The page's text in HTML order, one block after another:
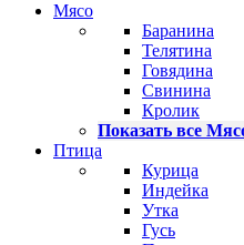
Мясо
Баранина
Телятина
Говядина
Свинина
Кролик
Показать все
Птица
Курица
Индейка
Утка
Гусь